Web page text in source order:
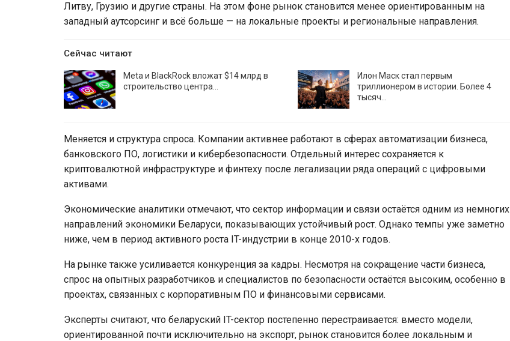
Литву, Грузию и другие страны. На этом фоне рынок становится менее ориентированным на
западный аутсорсинг и всё больше — на локальные проекты и региональные направления.
Сейчас читают
Meta и BlackRock вложат $14 млрд в
строительство центра…
Илон Маск стал первым
триллионером в истории. Более 4
тысяч…
Меняется и структура спроса. Компании активнее работают в сферах автоматизации бизнеса,
банковского ПО, логистики и кибербезопасности. Отдельный интерес сохраняется к
криптовалютной инфраструктуре и финтеху после легализации ряда операций с цифровыми
активами.
Экономические аналитики отмечают, что сектор информации и связи остаётся одним из немногих
направлений экономики Беларуси, показывающих устойчивый рост. Однако темпы уже заметно
ниже, чем в период активного роста IT-индустрии в конце 2010-х годов.
На рынке также усиливается конкуренция за кадры. Несмотря на сокращение части бизнеса,
спрос на опытных разработчиков и специалистов по безопасности остаётся высоким, особенно в
проектах, связанных с корпоративным ПО и финансовыми сервисами.
Эксперты считают, что беларуский IT-сектор постепенно перестраивается: вместо модели,
ориентированной почти исключительно на экспорт, рынок становится более локальным и